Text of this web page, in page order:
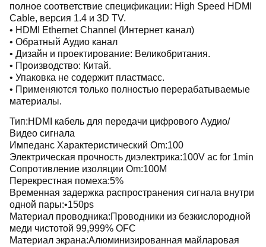
полное соответствие спецификации: High Speed HDMI
Cable, версия 1.4 и 3D TV.
• HDMI Ethernet Channel (Интернет канал)
• Обратный Аудио канал
• Дизайн и проектирование: Великобритания.
• Производство: Китай.
• Упаковка не содержит пластмасс.
• Применяются только полностью перерабатываемые
материалы.
Тип:HDMI кабель для передачи цифрового Аудио/
Видео сигнала
Импеданс Характеристический Om:100
Электрическая прочность диэлектрика:100V ac for 1min
Сопротивление изоляции Om:100M
Перекрестная помеха:5%
Временная задержка распространения сигнала внутри
одной пары:•150ps
Материал проводника:Проводники из безкислородной
меди чистотой 99,999% OFC
Материал экрана:Алюминизированная майларовая